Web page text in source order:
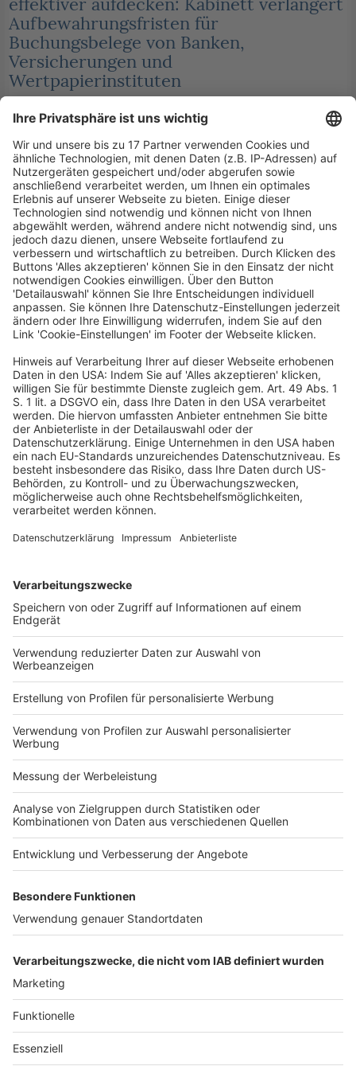
Aufbewahrungsfristen für
Buchungsbelege von Banken,
Versicherungen und
Wertpapierinstituten
Das Kabinett hat heute beschlossen, die
Aufbewahrungsfrist für Buchungsbelege bei Banken,
Versicherungen und Wertpapierinstitute auf zehn
Jahre zu verlängern. Die Gesetzesänderung dient
dazu, Steuerhinterziehung zu bekämpfen und einen
wirksamen Steuervollzug […]
WEITERLESEN
Steuerrecht/Steuerrecht (StB)
VG Frankfurt a. M.: BaFin durfte
Negativzinsen nicht untersagen
Veröffentlicht am 15. Juli 2021vonkw
Die BaFin hatte gestützt auf § 4 Abs. 1 a S. 2
des Finanzdienstleistungsaufsichtsgesetzes (FinDAG)
der Klägerin – einer Bank, deren geschäftlicher
Schwerpunkt auf der Vermittlung von
untersagt, […]
WEITERLESEN
Wirtschaftsrecht
BMJV: Forschungsbericht zur
Allgemeinen
Verbraucherschlichtungsstelle und zur
Universalschlichtungsstelle des Bundes
in Kehl vorgelegt
Veröffentlicht am22. Februar 2021vonkw
Verbraucherschlichtungsstellen, die auf einzelne
Rechtsgebiete spezialisiert sind und Streitigkeiten
Unternehmen etwa in den Bereichen Banken, Reise
oder Versicherungen schlichten. […]